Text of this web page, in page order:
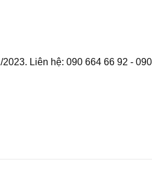
Liên hệ: 090 664 66 92 -